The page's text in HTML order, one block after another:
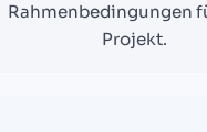
Rahmenbedingungen
Projekt.